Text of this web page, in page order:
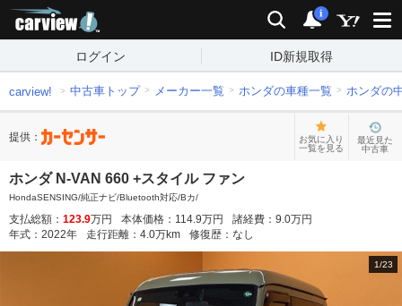
検索 通知
i
ログイン ID新規取得
carview! 中古車トップ メーカー一覧 ホンダの車種一覧 ホンダの
提供：
お気に入り
一覧を見る
最近見た
中古車
ホンダ N-VAN 660 +スタイル ファン
HondaSENSING/純正ナビ/Bluetooth対応/Bカ/
支払総額： 123.9万円 本体価格： 114.9万円 諸経費： 9.0万円
年式： 2022年 走行距離： 4.0万km 修復歴： なし
1/23